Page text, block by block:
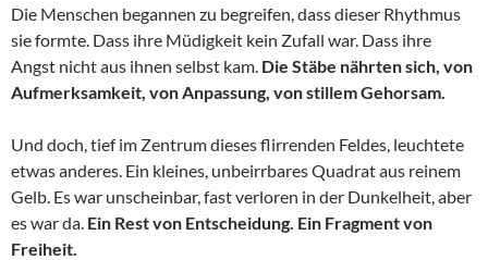
Die Menschen begannen zu begreifen, dass dieser Rhythmus
sie formte. Dass ihre Müdigkeit kein Zufall war. Dass ihre
Angst nicht aus ihnen selbst kam. Die Stäbe nährten sich, von
Aufmerksamkeit, von Anpassung, von stillem Gehorsam.
Und doch, tief im Zentrum dieses flirrenden Feldes, leuchtete
etwas anderes. Ein kleines, unbeirrbares Quadrat aus reinem
Gelb. Es war unscheinbar, fast verloren in der Dunkelheit, aber
es war da. Ein Rest von Entscheidung. Ein Fragment von
Freiheit.